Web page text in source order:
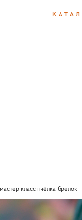
мастер-класс пчёлка-брелок